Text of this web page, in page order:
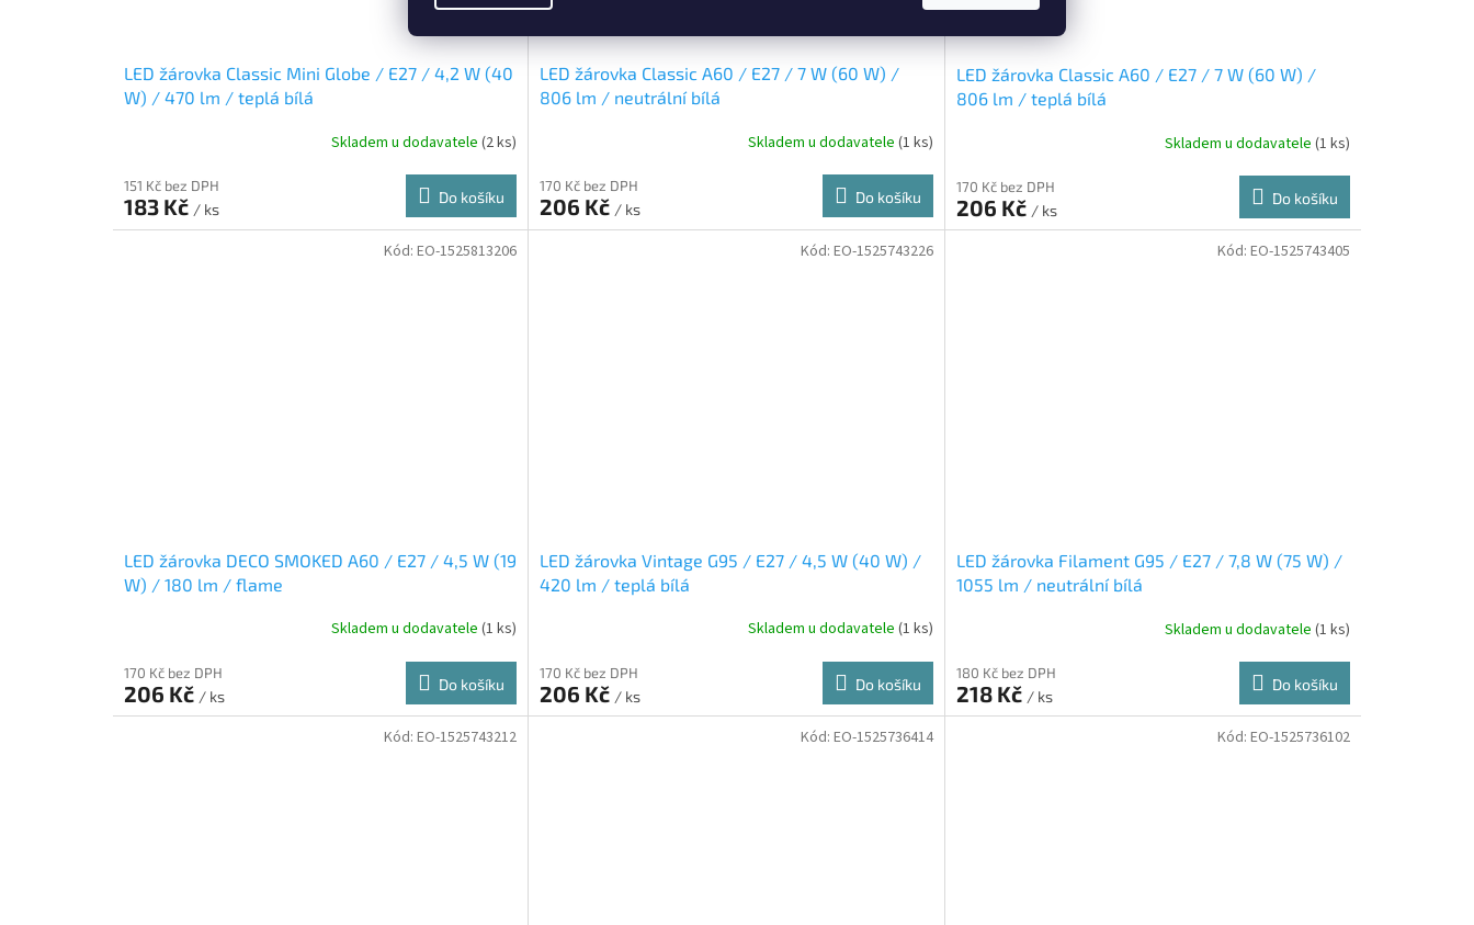
LED žárovka Classic Mini Globe / E27 / 4,2 W (40
W) / 470 lm / teplá bílá
Skladem u dodavatele(2 ks)
151 Kč bez DPH
183 Kč / ks
Do košíku
LED žárovka Classic A60 / E27 / 7 W (60 W) /
806 lm / neutrální bílá
Skladem u dodavatele (1 ks)
170 Kč bez DPH
206 Kč / ks
Do košíku
LED žárovka Classic A60 / E27 / 7 W (60 W) /
806 lm / teplá bílá
Skladem u dodavatele (1 ks)
170 Kč bez DPH
206 Kč / ks
Do košíku
LED žárovka DECO SMOKED A60 / E27 / 4,5 W (19
W) / 180 lm / flame
Skladem u dodavatele(1 ks)
170 Kč bez DPH
206 Kč / ks
Do košíku
Kód:EO-1525813206
LED žárovka Vintage G95 / E27 / 4,5 W (40 W) /
420 lm / teplá bílá
Skladem u dodavatele (1 ks)
170 Kč bez DPH
206 Kč / ks
Do košíku
Kód: EO-1525743226
LED žárovka Filament G95 / E27 / 7,8 W (75 W) /
1055 lm / neutrální bílá
Skladem u dodavatele (1 ks)
180 Kč bez DPH
218 Kč / ks
Do košíku
Kód: EO-1525743405
Kód:EO-1525743212 Kód: EO-1525736414 Kód: EO-1525736102